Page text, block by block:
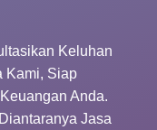
Keluhan
Kami, Siap
Anda.
Jasa